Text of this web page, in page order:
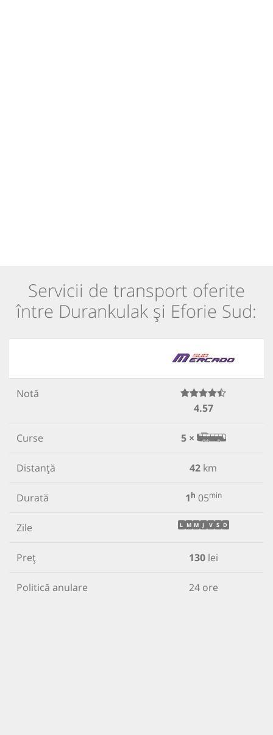
Servicii de transport oferite
între Durankulak și Eforie Sud:
Notă
4.57
Curse 5 ×
Distanță 42 km
Durată 1h 05min
Zile L M M J V S D
Preț 130lei
Politică anulare 24 ore